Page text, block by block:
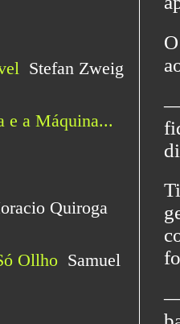
―
―